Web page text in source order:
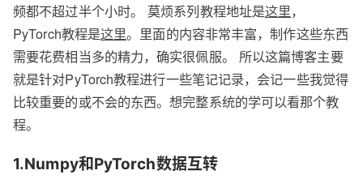
频都不超过半个小时。 莫烦系列教程地址是这里，
PyTorch教程是这里。里面的内容非常丰富，制作这些东西
需要花费相当多的精力，确实很佩服。 所以这篇博客主要
就是针对PyTorch教程进行一些笔记记录，会记一些我觉得
比较重要的或不会的东西。想完整系统的学可以看那个教
程。
1.Numpy和PyTorch数据互转